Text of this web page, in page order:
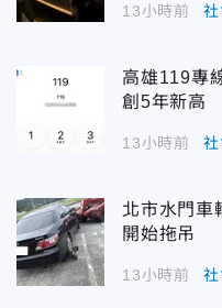
13小時前
高雄119專
創5年新高
13小時前
北市水門
開始拖吊
13小時前